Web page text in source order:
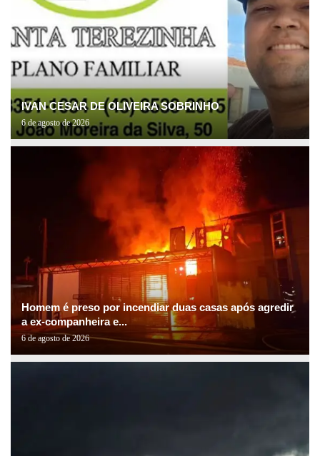
IVAN CESAR DE OLIVEIRA SOBRINHO
6 de agosto de 2026
Homem é preso por incendiar duas casas após agredir
a ex-companheira e...
6 de agosto de 2026